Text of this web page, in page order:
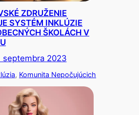
ZDRUŽENIE
SYSTÉM INKLÚZIE
ŠKOLÁCH V
septembra 2023
, Komunita Nepočujúcich